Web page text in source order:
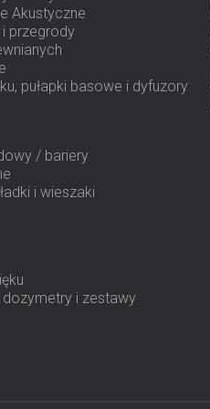
Akustyczne
przegrody
pułapki basowe i dyfuzory
/ bariery
i wieszaki
i zestawy